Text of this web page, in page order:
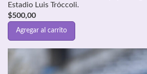
Estadio Luis Tróccoli.
$500,00
Agregar al carrito